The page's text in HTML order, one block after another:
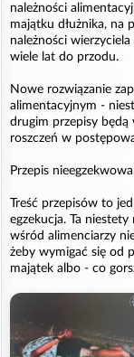
należności
majątku dłużnika, na
należności
wiele lat do przodu.
Nowe rozwiązanie
alimentacyjnym -
drugim przepisy
roszczeń w
Przepis
Treść przepisów to
egzekucja. Ta
wśród alimenciarzy
żeby wymigać się od
majątek albo - co